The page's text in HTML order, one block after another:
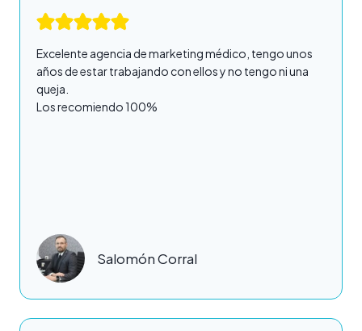
Excelente agencia de marketing médico, tengo unos
años de estar trabajando con ellos y no tengo ni una
queja.
Los recomiendo 100%
Salomón Corral